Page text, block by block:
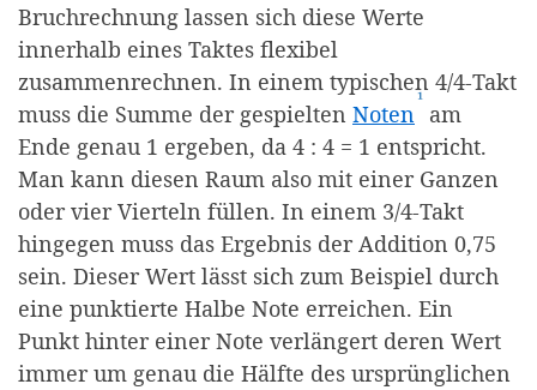
Bruchrechnung lassen sich diese Werte
innerhalb eines Taktes flexibel
zusammenrechnen. In einem typischen 4/4-Takt
muss die Summe der gespielten Noten (Affiliate-
¹ am
Ende genau 1 ergeben, da 4 : 4 = 1 entspricht.
Man kann diesen Raum also mit einer Ganzen
oder vier Vierteln füllen. In einem 3/4-Takt
hingegen muss das Ergebnis der Addition 0,75
sein. Dieser Wert lässt sich zum Beispiel durch
eine punktierte Halbe Note erreichen. Ein
Punkt hinter einer Note verlängert deren Wert
immer um genau die Hälfte des ursprünglichen